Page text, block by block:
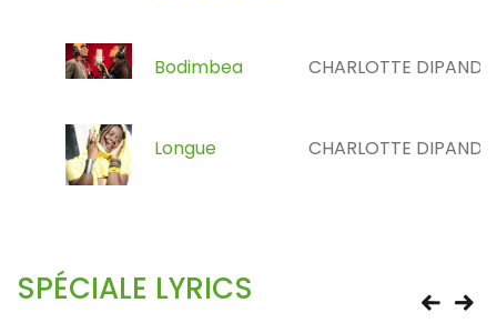
Bodimbea CHARLOTTE DIPANDA
Longue CHARLOTTE DIPANDA
SPÉCIALE LYRICS